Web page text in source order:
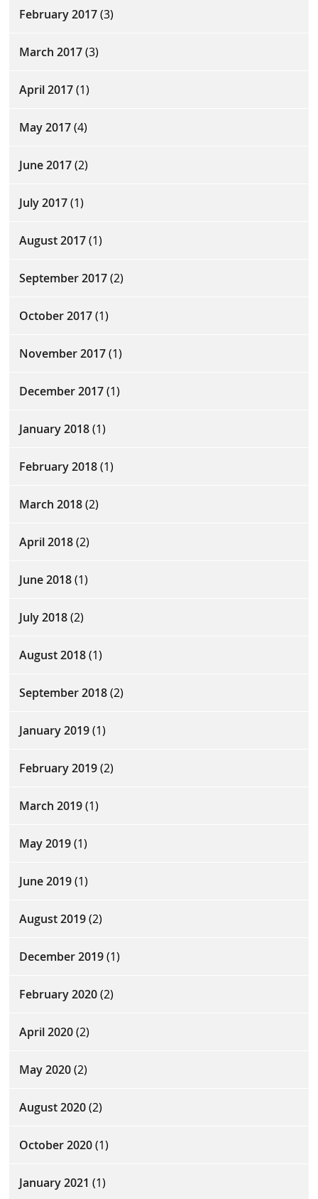
February 2017(3)
March 2017(3)
April 2017(1)
May 2017(4)
June 2017(2)
July 2017(1)
August 2017(1)
September 2017(2)
October 2017(1)
November 2017(1)
December 2017(1)
January 2018(1)
February 2018(1)
March 2018(2)
April 2018(2)
June 2018(1)
July 2018(2)
August 2018(1)
September 2018(2)
January 2019(1)
February 2019(2)
March 2019(1)
May 2019(1)
June 2019(1)
August 2019(2)
December 2019(1)
February 2020(2)
April 2020(2)
May 2020(2)
August 2020(2)
October 2020(1)
January 2021 (1)